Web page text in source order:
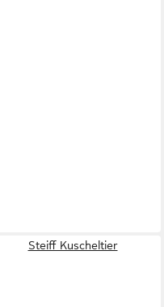
Steiff Kuscheltier